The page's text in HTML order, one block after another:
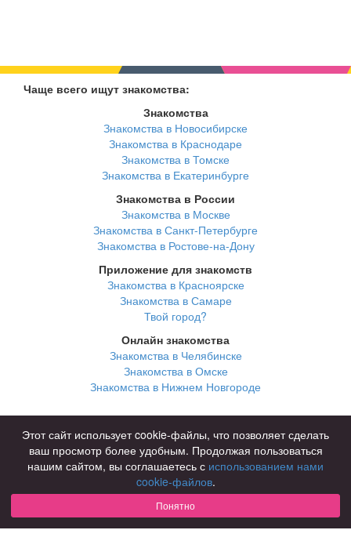
Чаще всего ищут знакомства:
Знакомства
Знакомства в Новосибирске
Знакомства в Краснодаре
Знакомства в Томске
Знакомства в Екатеринбурге
Знакомства в России
Знакомства в Москве
Знакомства в Санкт-Петербурге
Знакомства в Ростове-на-Дону
Приложение для знакомств
Знакомства в Красноярске
Знакомства в Самаре
Твой город?
Онлайн знакомства
Знакомства в Челябинске
Знакомства в Омске
Знакомства в Нижнем Новгороде
для брака и создания семьи
для любви и с/о
для дружбы
для взрослых
В возрасте
за 40 лет
Этот сайт использует cookie-файлы, что позволяет сделать
ваш просмотр более удобным. Продолжая пользоваться
нашим сайтом, вы соглашаетесь с использованием нами
cookie-файлов.
Понятно